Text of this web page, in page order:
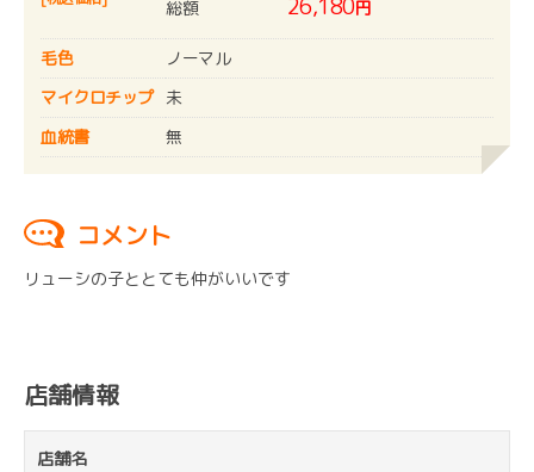
総額
26,180円
毛色
ノーマル
マイクロチップ
未
血統書
無
コメント
リューシの子ととても仲がいいです
店舗情報
店舗名